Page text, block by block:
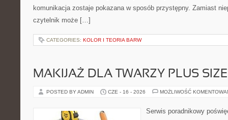
komunikacja zostaje pokazana w sposób przystępny. Zamiast
czytelnik może […]
CATEGORIES: KOLOR I TEORIA BARW
MAKIJAŻ DLA TWARZY PLUS SIZE
POSTED BY ADMIN CZE - 16 - 2026 MOŻLIWOŚĆ
Serwis poradnikowy